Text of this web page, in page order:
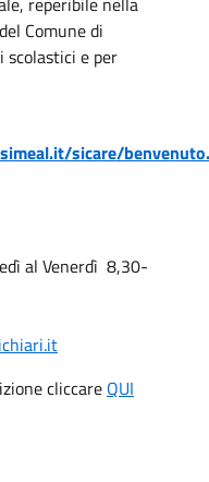
Comune di
scolastici e per
sicare/
al Venerdì 8,30-
cliccare QUI